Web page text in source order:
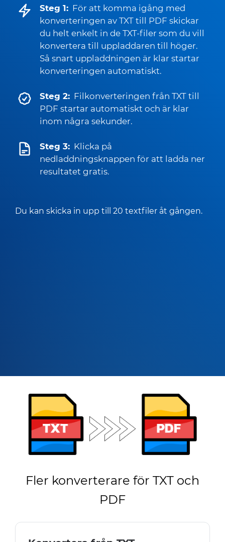
Steg 1: För att komma igång med
konverteringen av TXT till PDF skickar
du helt enkelt in de TXT-filer som du vill
konvertera till uppladdaren till höger.
Så snart uppladdningen är klar startar
konverteringen automatiskt.
Steg 2: Filkonverteringen från TXT till
PDF startar automatiskt och är klar
inom några sekunder.
Steg 3: Klicka på
nedladdningsknappen för att ladda ner
resultatet gratis.
Du kan skicka in upp till 20 textfiler åt gången.
Fler konverterare för TXT och
PDF